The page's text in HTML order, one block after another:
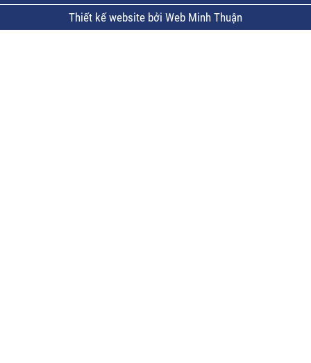
Thiết kế website bởi Web Minh Thuận